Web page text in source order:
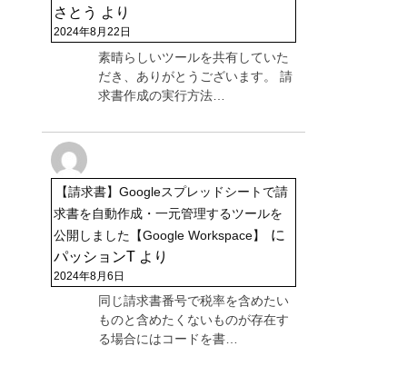
さとう より
2024年8月22日
素晴らしいツールを共有していた
だき、ありがとうございます。 請
求書作成の実行方法…
【請求書】Googleスプレッドシートで請
求書を自動作成・一元管理するツールを
公開しました【Google Workspace】
に
パッションT より
2024年8月6日
同じ請求書番号で税率を含めたい
ものと含めたくないものが存在す
る場合にはコードを書…